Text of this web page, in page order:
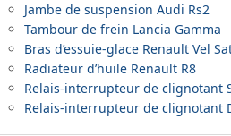
Jambe de suspension Audi Rs2
Tambour de frein Lancia Gamma
Bras d’essuie-glace Renault Vel
Radiateur d’huile Renault R8
Relais-interrupteur de clignotant
Relais-interrupteur de clignotant